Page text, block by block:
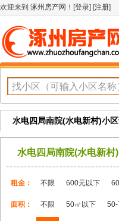
欢迎来到 涿州房产网 ！[登录] [注册]
水电四局南院(水电新村)小
水电四局南院(水电新村)
租金： 不限 600元以下
面积： 不限 50㎡以下 50-